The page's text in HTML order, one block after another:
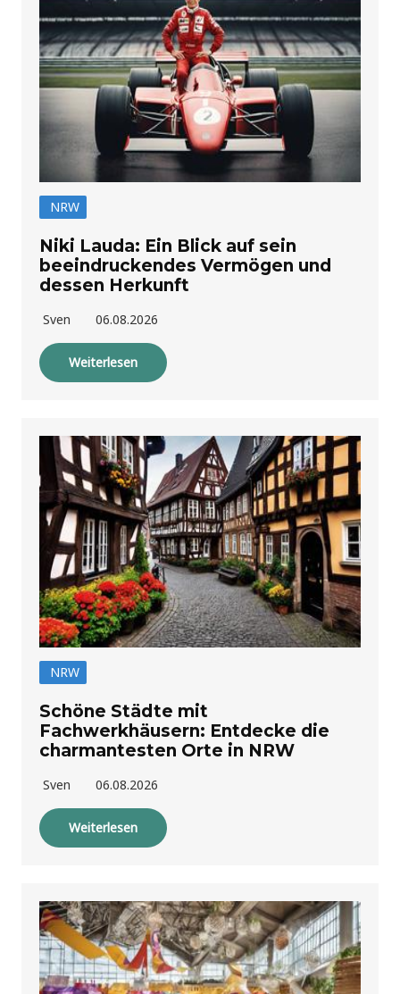
NRW
Niki Lauda: Ein Blick auf sein
beeindruckendes Vermögen und
dessen Herkunft
Sven 06.08.2026
Weiterlesen
NRW
Schöne Städte mit
Fachwerkhäusern: Entdecke die
charmantesten Orte in NRW
Sven 06.08.2026
Weiterlesen